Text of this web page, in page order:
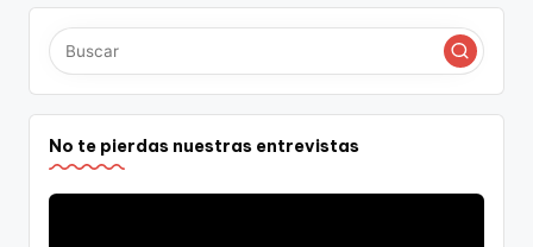
No te pierdas nuestras entrevistas